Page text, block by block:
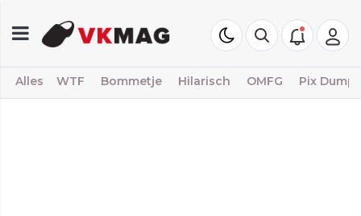
Alles WTF Bommetje Hilarisch OMFG Pix Dump